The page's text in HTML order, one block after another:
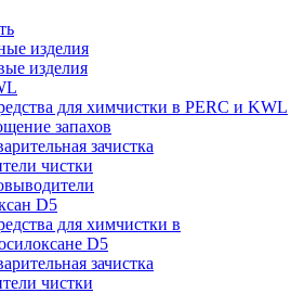
изделия
изделия
для химчистки в PERC и KWL
запахов
зачистка
чистки
D5
для химчистки в
D5
зачистка
чистки